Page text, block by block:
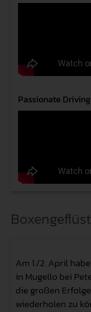
Passionate Driving
Am 1./2. April
in Mugello bei
die großen
wiederholen zu